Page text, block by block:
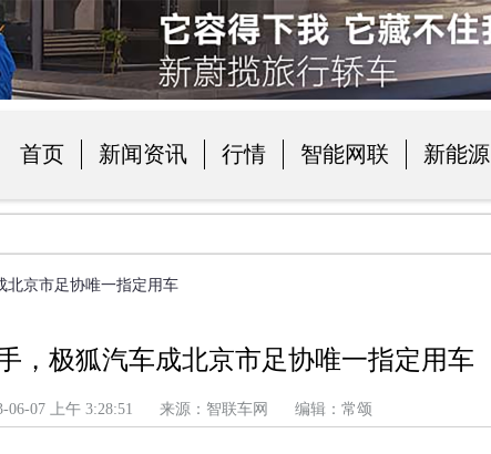
首页 新闻资讯 行情 智能网联 新能源
北京市足协唯一指定用车
，极狐汽车成北京市足协唯一指定用车
06-07 上午 3:28:51 来源：智联车网 编辑：常颂